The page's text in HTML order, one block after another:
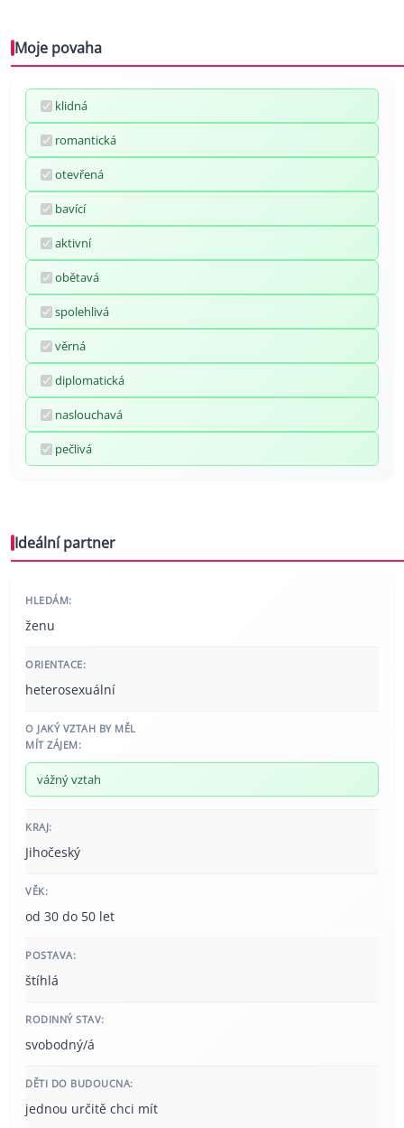
Moje povaha
klidná
romantická
otevřená
bavící
aktivní
obětavá
spolehlivá
věrná
diplomatická
naslouchavá
pečlivá
Ideální partner
HLEDÁM:
ženu
ORIENTACE:
heterosexuální
O JAKÝ VZTAH BY MĚL
MÍT ZÁJEM:
vážný vztah
KRAJ:
Jihočeský
VĚK:
od 30 do 50 let
POSTAVA:
štíhlá
RODINNÝ STAV:
svobodný/á
DĚTI DO BUDOUCNA:
jednou určitě chci mít